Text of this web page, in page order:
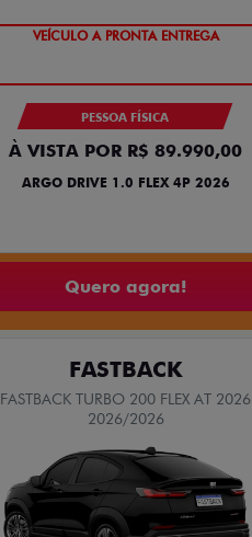
VEÍCULO A PRONTA ENTREGA
PESSOA FÍSICA
À VISTA POR R$ 89.990,00
ARGO DRIVE 1.0 FLEX 4P 2026
Quero agora!
FASTBACK
FASTBACK TURBO 200 FLEX AT 2026
2026/2026